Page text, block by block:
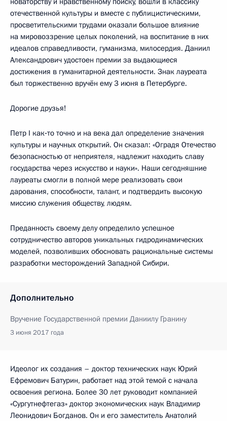
отечественной культуры и вместе с публицистическими,
просветительскими трудами оказали большое влияние
на мировоззрение целых поколений, на воспитание в них
идеалов справедливости, гуманизма, милосердия. Даниил
Александрович удостоен премии за выдающиеся
достижения в гуманитарной деятельности. Знак лауреата
был торжественно вручён ему 3 июня в Петербурге.
Дорогие друзья!
Петр I как‑то точно и на века дал определение значения
культуры и научных открытий. Он сказал: «Оградя Отечество
безопасностью от неприятеля, надлежит находить славу
государства через искусство и науки». Наши сегодняшние
лауреаты смогли в полной мере реализовать свои
дарования, способности, талант, и подтвердить высокую
миссию служения обществу, людям.
Преданность своему делу определило успешное
сотрудничество авторов уникальных гидродинамических
моделей, позволивших обосновать рациональные системы
разработки месторождений Западной Сибири.
Дополнительно
Вручение Государственной премии Даниилу Гранину
3 июня 2017 года
Идеолог их создания – доктор технических наук Юрий
Ефремович Батурин, работает над этой темой с начала
освоения региона. Более 30 лет руководит компанией
«Сургутнефтегаз» доктор экономических наук Владимир
Леонидович Богданов. Он и его заместитель Анатолий